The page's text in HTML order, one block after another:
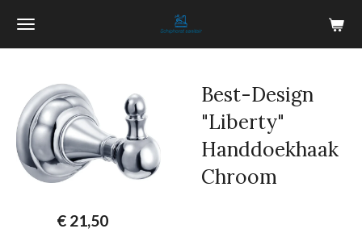
Ga
hoofdinhoud
Best-Design
"Liberty"
Handdoekhaak
Chroom
€ 21,50